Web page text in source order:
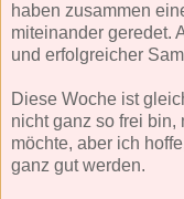
haben zusammen
miteinander geredet.
und erfolgreicher
Diese Woche ist
nicht ganz so frei bin,
möchte, aber ich
ganz gut werden.